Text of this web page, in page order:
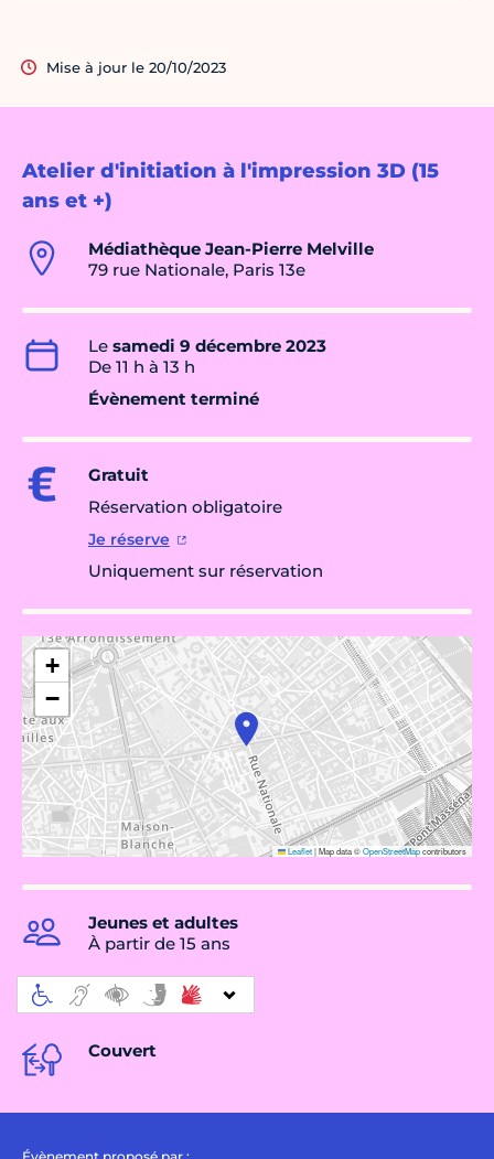
Atelier d'initiation à l'impression 3D (15
ans et +)
Médiathèque Jean-Pierre Melville
79 rue Nationale, Paris 13e
Le samedi 9 décembre 2023
De 11 h à 13 h
Évènement terminé
Gratuit
Réservation obligatoire
Je réserve
Uniquement sur réservation
+
−
Leaflet|Map data ©OpenStreetMapcontributors
Jeunes et adultes
À partir de 15 ans
Couvert
Mise à jour le 20/10/2023